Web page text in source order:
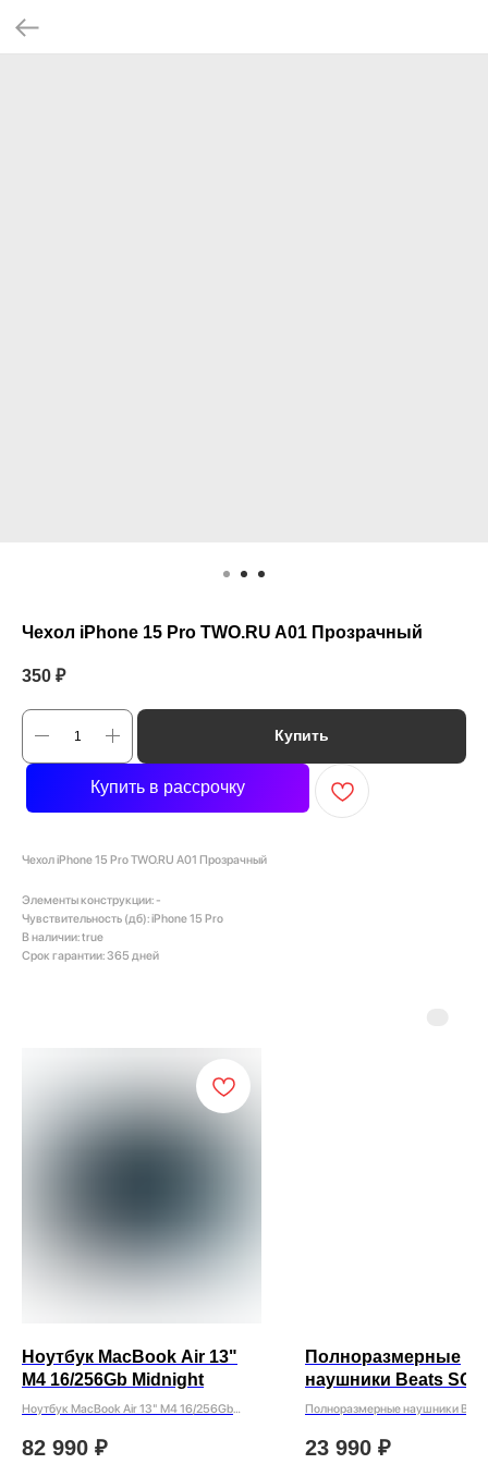
Чехол iPhone 15 Pro TWO.RU A01 Прозрачный
350 ₽
Купить
Купить в рассрочку
Чехол iPhone 15 Pro TWO.RU A01 Прозрачный
Элементы конструкции: -
Чувствительность (дб): iPhone 15 Pro
В наличии: true
Срок гарантии: 365 дней
Ноутбук MacBook Air 13"
M4 16/256Gb Midnight
Ноутбук MacBook Air 13" M4 16/256Gb
82 990 ₽
Полноразмерные
наушники Beats
Wireless MX432PA/A
Полноразмерные наушники
23 990 ₽